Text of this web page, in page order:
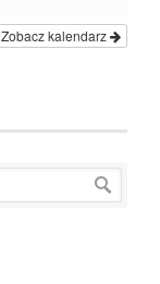
Zobacz kalendarz